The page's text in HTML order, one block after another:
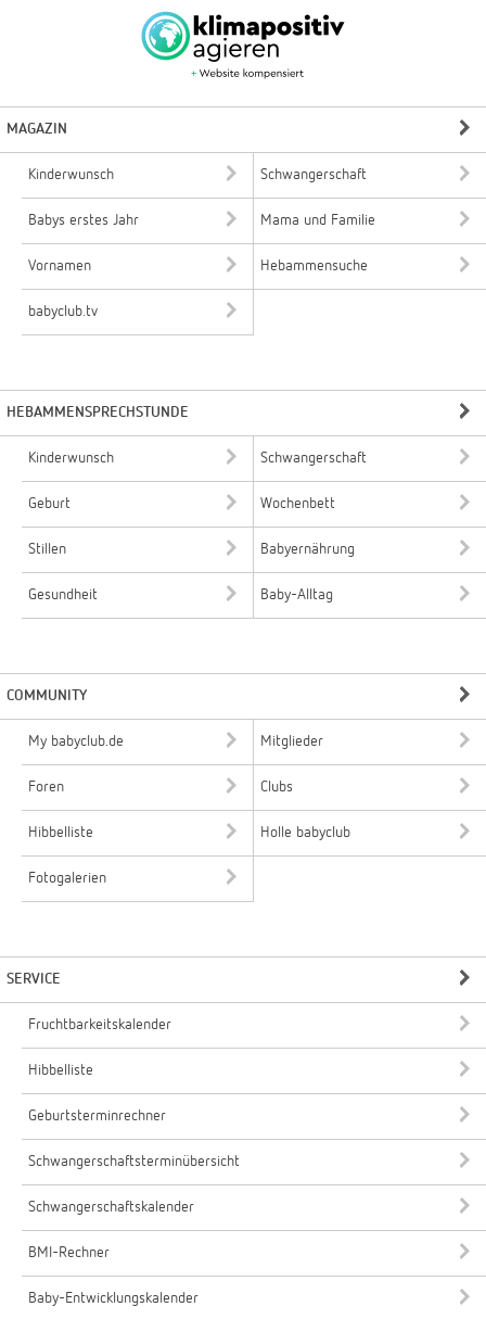
MAGAZIN
Kinderwunsch Schwangerschaft
Babys erstes Jahr Mama und Familie
Vornamen Hebammensuche
babyclub.tv
HEBAMMENSPRECHSTUNDE
Kinderwunsch Schwangerschaft
Geburt Wochenbett
Stillen Babyernährung
Gesundheit Baby-Alltag
COMMUNITY
My babyclub.de Mitglieder
Foren Clubs
Hibbelliste Holle babyclub
Fotogalerien
SERVICE
Fruchtbarkeitskalender
Hibbelliste
Geburtsterminrechner
Schwangerschaftsterminübersicht
Schwangerschaftskalender
BMI-Rechner
Baby-Entwicklungskalender